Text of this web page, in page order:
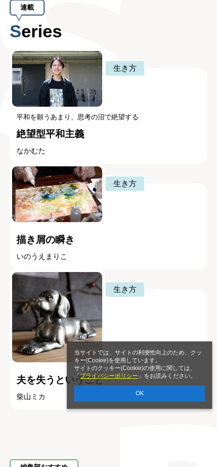
当サイトでは、サイトの利便性向上のため、クッ
キー(Cookie)を使用しています。
サイトのクッキー(Cookie)の使用に関しては、
「プライバシーポリシー 」をお読みください。
OK
連載
Series
生き方
平和を願うあまり、思考の沼で絶望する
絶望型平和主義
なかむた
生き方
描き屑の瞬き
いのうえまりこ
生き方
夫を失うということ
柴山ミカ